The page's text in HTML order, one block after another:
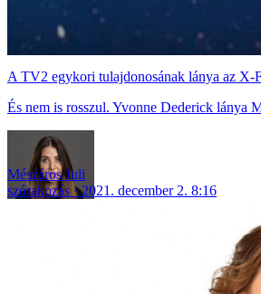
A TV2 egykori tulajdonosának lánya az
És nem is rosszul. Yvonne Dederick lánya
Mészáros Juli
szórakozás
2021. december 2. 8:16